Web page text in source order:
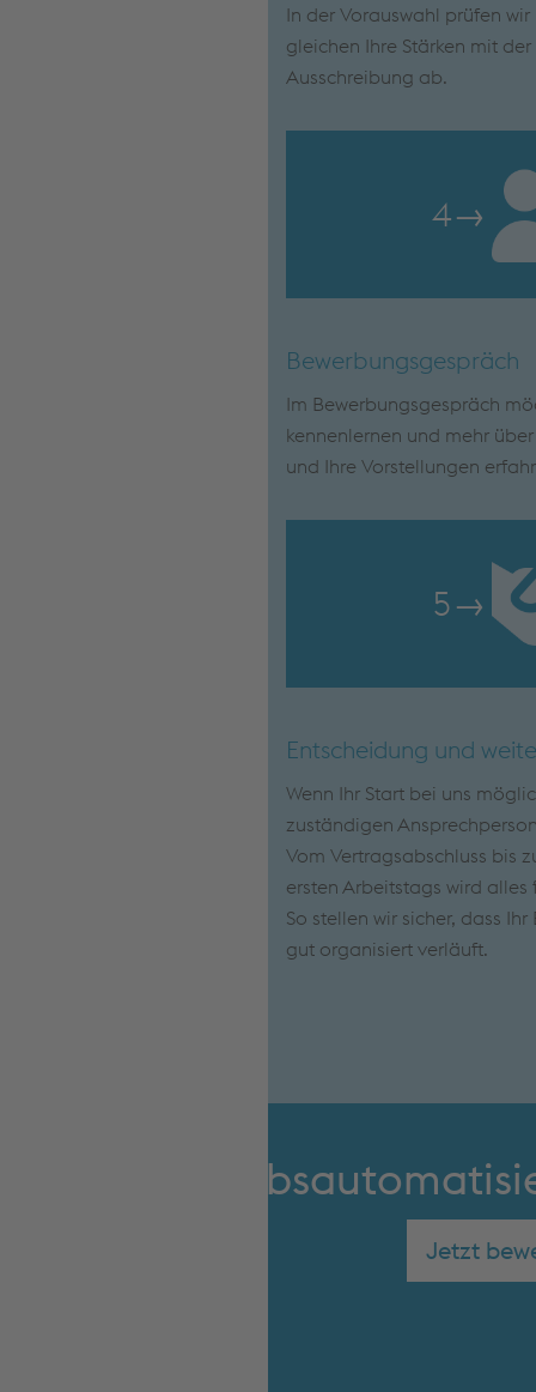
In der Vorauswahl prüfen
gleichen Ihre Stärken mit
Ausschreibung ab.
4→
Bewerbungsgespräch
Im Bewerbungsgespräch
kennenlernen und mehr
und Ihre Vorstellungen
5→
Entscheidung und
Wenn Ihr Start bei uns
zuständigen
Vom Vertragsabschluss bis
ersten Arbeitstags wird
So stellen wir sicher, dass
gut organisiert verläuft.
Jetzt